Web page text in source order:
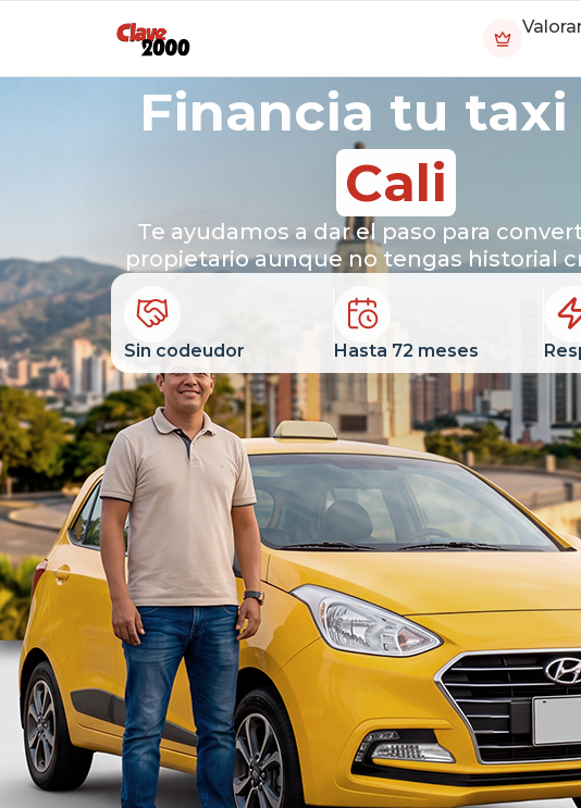
Financia tu taxi
Cali
Te ayudamos a dar el paso para
propietario aunque no tengas historial
Sin codeudor Hasta 72 meses